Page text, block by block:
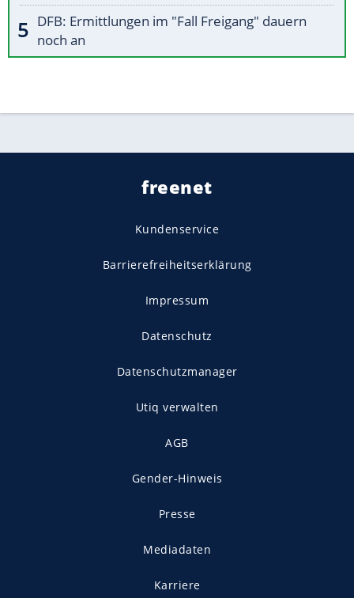
DFB: Ermittlungen im "Fall Freigang" dauern
noch an
freenet
Kundenservice
Barrierefreiheitserklärung
Impressum
Datenschutz
Datenschutzmanager
Utiq verwalten
AGB
Gender-Hinweis
Presse
Mediadaten
Karriere